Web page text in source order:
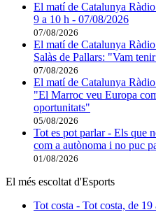
El matí de Catalunya
9 a 10 h - 07/08/2026
07/08/2026
El matí de Catalunya
Salàs de Pallars: "Vam
07/08/2026
El matí de Catalunya
"El Marroc veu Europa
oportunitats"
05/08/2026
Tot es pot parlar - Els que
com a autònoma i no puc
01/08/2026
El més escoltat d'Esports
Tot costa - Tot costa, de